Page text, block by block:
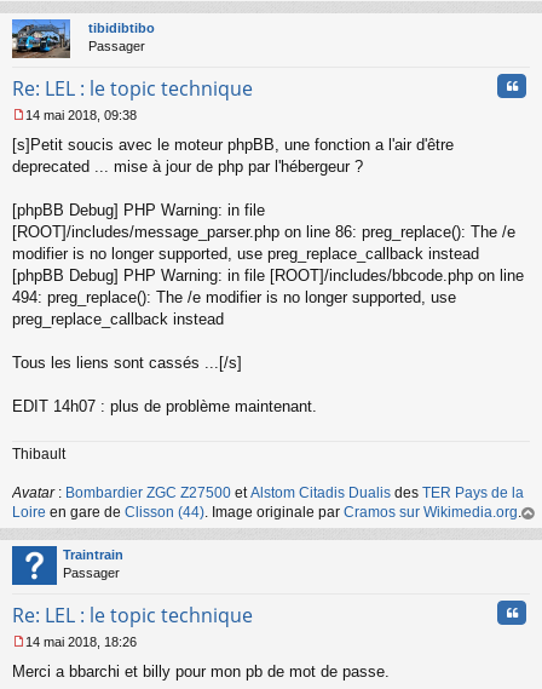
au
tibidibtibo
Passager
Re: LEL : le topic technique
s
a
g
e
n
o
n
u
14 mai 2018, 09:38
[s]Petit soucis avec le moteur phpBB, une fonction a l'air d'être
deprecated ... mise à jour de php par l'hébergeur ?
[phpBB Debug] PHP Warning: in file
[ROOT]/includes/message_parser.php on line 86: preg_replace(): The /e
modifier is no longer supported, use preg_replace_callback instead
[phpBB Debug] PHP Warning: in file [ROOT]/includes/bbcode.php on line
494: preg_replace(): The /e modifier is no longer supported, use
preg_replace_callback instead
Tous les liens sont cassés ...[/s]
EDIT 14h07 : plus de problème maintenant.
Thibault
Avatar : Bombardier ZGC Z27500 etAlstom Citadis Dualis des TER Pays de la
Loire en gare de Clisson (44). Image originale par Cramos sur Wikimedia.org.
au
Traintrain
Passager
Re: LEL : le topic technique
e
14 mai 2018, 18:26
Merci a bbarchi et billy pour mon pb de mot de passe.